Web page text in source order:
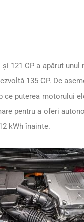
121 CP a apărut unul
135 CP. De
puterea motorului
pentru a oferi
kWh înainte.